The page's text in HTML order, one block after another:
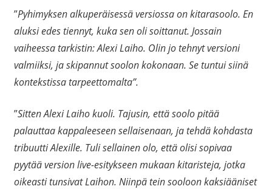
”Pyhimyksen alkuperäisessä versiossa on kitarasoolo. En
aluksi edes tiennyt, kuka sen oli soittanut. Jossain
vaiheessa tarkistin: Alexi Laiho. Olin jo tehnyt versioni
valmiiksi, ja skipannut soolon kokonaan. Se tuntui siinä
kontekstissa tarpeettomalta”.
”Sitten Alexi Laiho kuoli. Tajusin, että soolo pitää
palauttaa kappaleeseen sellaisenaan, ja tehdä kohdasta
tribuutti Alexille. Tuli sellainen olo, että olisi sopivaa
pyytää version live-esitykseen mukaan kitaristeja, jotka
oikeasti tunsivat Laihon. Niinpä tein sooloon kaksiääniset